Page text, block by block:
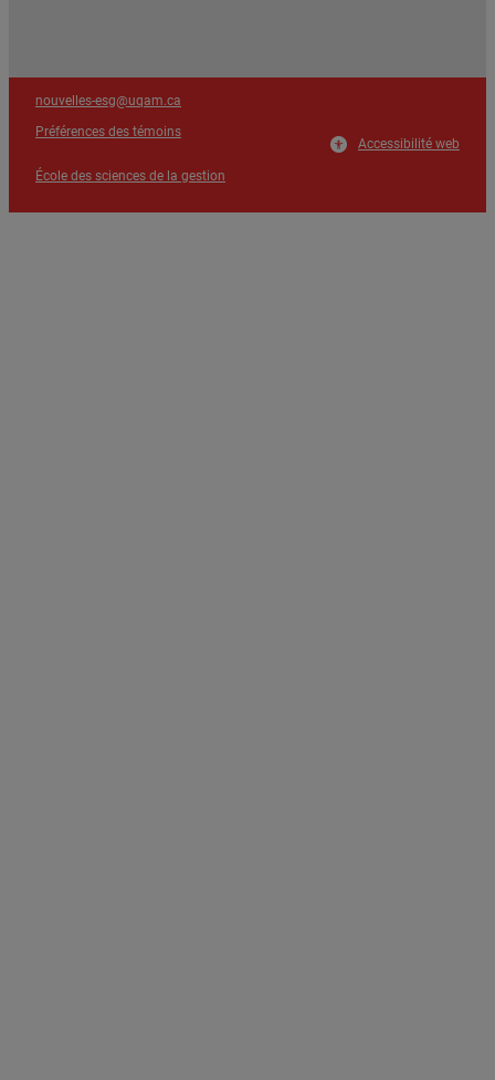
nouvelles-esg@uqam.ca
Préférences des témoins
École des sciences de la gestion
Accessibilité web